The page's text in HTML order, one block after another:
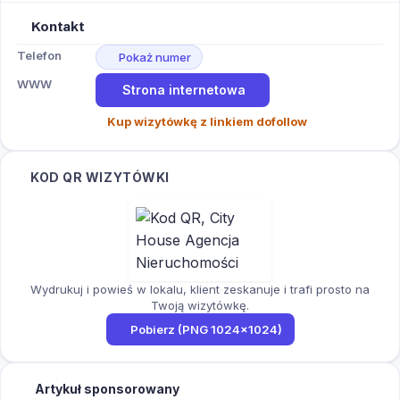
Kontakt
Telefon
Pokaż numer
WWW
Strona internetowa
Kup wizytówkę z linkiem dofollow
KOD QR WIZYTÓWKI
Wydrukuj i powieś w lokalu, klient zeskanuje i trafi prosto na
Twoją wizytówkę.
Pobierz (PNG 1024×1024)
Artykuł sponsorowany